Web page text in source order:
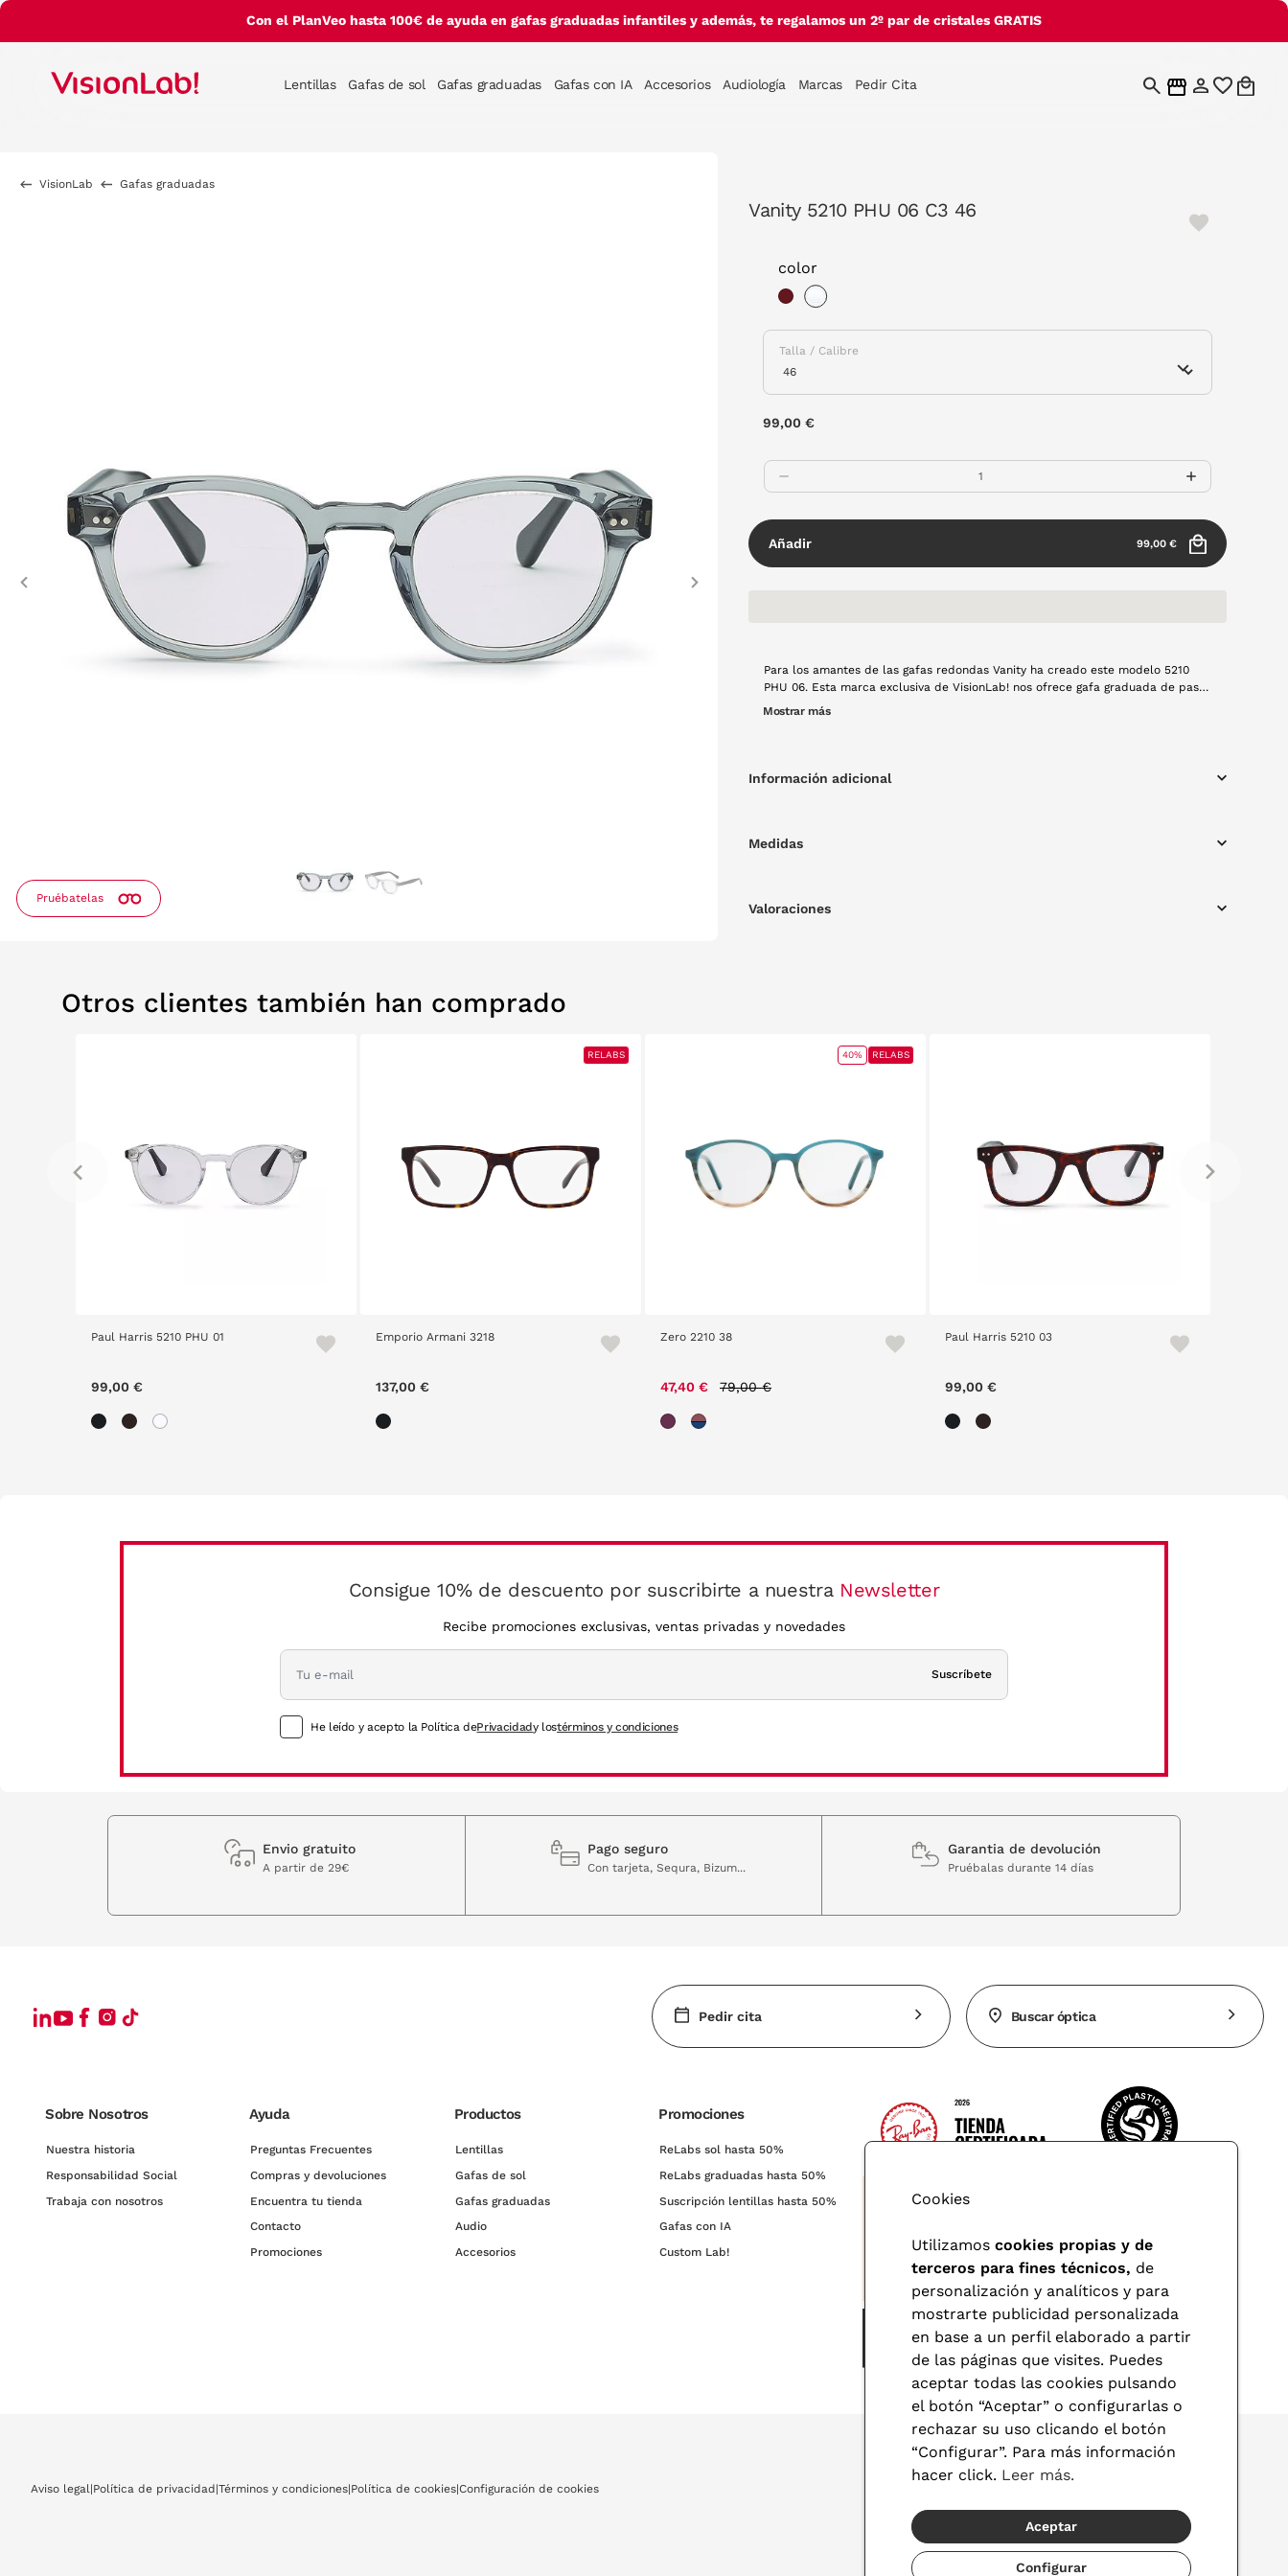
Con el PlanVeo hasta 100€ de ayuda en gafas graduadas infantiles y además, te regalamos un 2º par de cristales GRATIS
Lentillas Gafas de sol Gafas graduadas Gafas con IA Accesorios Audiología Marcas Pedir Cita
VisionLab Gafas graduadas
Pruébatelas
Previous
Vanity 5210 PHU 06 C3 46
color
Talla / Calibre
99,00 €
Añadir 99,00 €
Para los amantes de las gafas redondas Vanity ha creado este modelo 5210
PHU 06. Esta marca exclusiva de VisionLab! nos ofrece gafa graduada de pasta
en tono granate. Si, es un básico, pero ¿por qué no hacerte con una para tu día
Mostrar más
Información adicional
Medidas
Valoraciones
Otros clientes también han comprado
Paul Harris 5210 PHU 01
99,00 €
Emporio Armani 3218
137,00 €
RELABS
Zero 2210 38
47,40 € 79,00 €
40% RELABS
Paul Harris 5210 03
99,00 €
Consigue 10% de descuento por suscribirte a nuestra Newsletter
Recibe promociones exclusivas, ventas privadas y novedades
Suscríbete
He leído y acepto la Política dePrivacidady lostérminos y condiciones
Envio gratuito
A partir de 29€
Pago seguro
Con tarjeta, Sequra, Bizum...
Garantia de devolución
Pruébalas durante 14 días
Pedir cita Buscar óptica
Sobre Nosotros
Nuestra historia
Responsabilidad Social
Trabaja con nosotros
Ayuda
Preguntas Frecuentes
Compras y devoluciones
Encuentra tu tienda
Contacto
Promociones
Productos
Lentillas
Gafas de sol
Gafas graduadas
Audio
Accesorios
Promociones
ReLabs sol hasta 50%
ReLabs graduadas hasta 50%
Suscripción lentillas hasta 50%
Gafas con IA
Custom Lab!
Aviso legal|Política de privacidad |Términos y condiciones|Política de cookies|Configuración de cookies
© 2026 Visionlab
Cookies
Utilizamos cookies propias y de
terceros para fines técnicos, de
personalización y analíticos y para
mostrarte publicidad personalizada
en base a un perfil elaborado a partir
de las páginas que visites. Puedes
aceptar todas las cookies pulsando
el botón “Aceptar” o configurarlas o
rechazar su uso clicando el botón
“Configurar”. Para más información
hacer click. Leer más.
Aceptar
Configurar